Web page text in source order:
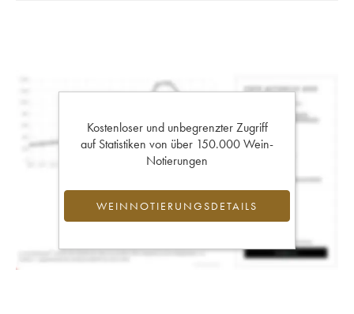
Kostenloser und unbegrenzter Zugriff
auf Statistiken von über 150.000 Wein-
Notierungen
WEINNOTIERUNGSDETAILS